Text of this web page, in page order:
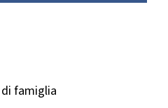
di famiglia